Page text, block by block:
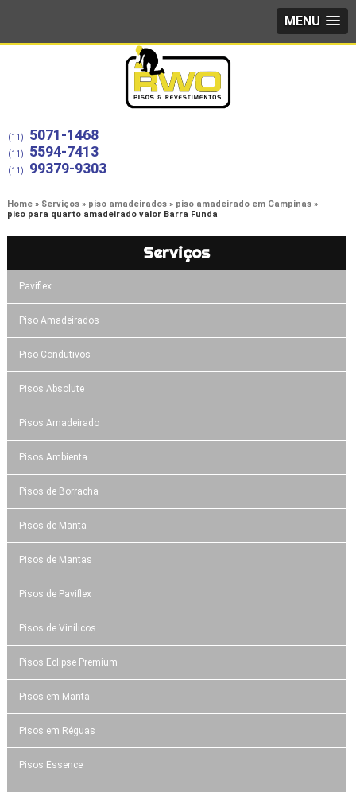
MENU
(11) 5071-1468
(11) 5594-7413
(11) 99379-9303
Home Serviços piso amadeirados
piso amadeirado em Campinas
piso para quarto amadeirado valor Barra Funda
Serviços
Paviflex
Piso Amadeirados
Piso Condutivos
Pisos Absolute
Pisos Amadeirado
Pisos Ambienta
Pisos de Borracha
Pisos de Manta
Pisos de Mantas
Pisos de Paviflex
Pisos de Vinílicos
Pisos Eclipse Premium
Pisos em Manta
Pisos em Réguas
Pisos Essence